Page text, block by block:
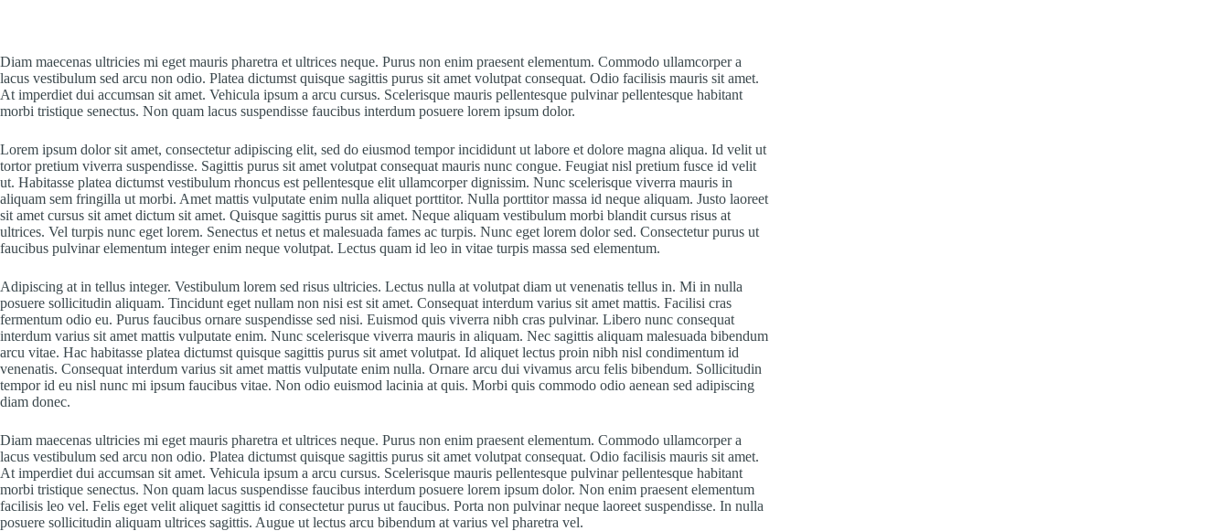
Diam maecenas ultricies mi eget mauris pharetra et ultrices neque. Purus non enim praesent elementum. Commodo ullamcorper a
lacus vestibulum sed arcu non odio. Platea dictumst quisque sagittis purus sit amet volutpat consequat. Odio facilisis mauris sit amet.
At imperdiet dui accumsan sit amet. Vehicula ipsum a arcu cursus. Scelerisque mauris pellentesque pulvinar pellentesque habitant
morbi tristique senectus. Non quam lacus suspendisse faucibus interdum posuere lorem ipsum dolor.
Lorem ipsum dolor sit amet, consectetur adipiscing elit, sed do eiusmod tempor incididunt ut labore et dolore magna aliqua. Id velit ut
tortor pretium viverra suspendisse. Sagittis purus sit amet volutpat consequat mauris nunc congue. Feugiat nisl pretium fusce id velit
ut. Habitasse platea dictumst vestibulum rhoncus est pellentesque elit ullamcorper dignissim. Nunc scelerisque viverra mauris in
aliquam sem fringilla ut morbi. Amet mattis vulputate enim nulla aliquet porttitor. Nulla porttitor massa id neque aliquam. Justo laoreet
sit amet cursus sit amet dictum sit amet. Quisque sagittis purus sit amet. Neque aliquam vestibulum morbi blandit cursus risus at
ultrices. Vel turpis nunc eget lorem. Senectus et netus et malesuada fames ac turpis. Nunc eget lorem dolor sed. Consectetur purus ut
faucibus pulvinar elementum integer enim neque volutpat. Lectus quam id leo in vitae turpis massa sed elementum.
Adipiscing at in tellus integer. Vestibulum lorem sed risus ultricies. Lectus nulla at volutpat diam ut venenatis tellus in. Mi in nulla
posuere sollicitudin aliquam. Tincidunt eget nullam non nisi est sit amet. Consequat interdum varius sit amet mattis. Facilisi cras
fermentum odio eu. Purus faucibus ornare suspendisse sed nisi. Euismod quis viverra nibh cras pulvinar. Libero nunc consequat
interdum varius sit amet mattis vulputate enim. Nunc scelerisque viverra mauris in aliquam. Nec sagittis aliquam malesuada bibendum
arcu vitae. Hac habitasse platea dictumst quisque sagittis purus sit amet volutpat. Id aliquet lectus proin nibh nisl condimentum id
venenatis. Consequat interdum varius sit amet mattis vulputate enim nulla. Ornare arcu dui vivamus arcu felis bibendum. Sollicitudin
tempor id eu nisl nunc mi ipsum faucibus vitae. Non odio euismod lacinia at quis. Morbi quis commodo odio aenean sed adipiscing
diam donec.
Diam maecenas ultricies mi eget mauris pharetra et ultrices neque. Purus non enim praesent elementum. Commodo ullamcorper a
lacus vestibulum sed arcu non odio. Platea dictumst quisque sagittis purus sit amet volutpat consequat. Odio facilisis mauris sit amet.
At imperdiet dui accumsan sit amet. Vehicula ipsum a arcu cursus. Scelerisque mauris pellentesque pulvinar pellentesque habitant
morbi tristique senectus. Non quam lacus suspendisse faucibus interdum posuere lorem ipsum dolor. Non enim praesent elementum
facilisis leo vel. Felis eget velit aliquet sagittis id consectetur purus ut faucibus. Porta non pulvinar neque laoreet suspendisse. In nulla
posuere sollicitudin aliquam ultrices sagittis. Augue ut lectus arcu bibendum at varius vel pharetra vel.